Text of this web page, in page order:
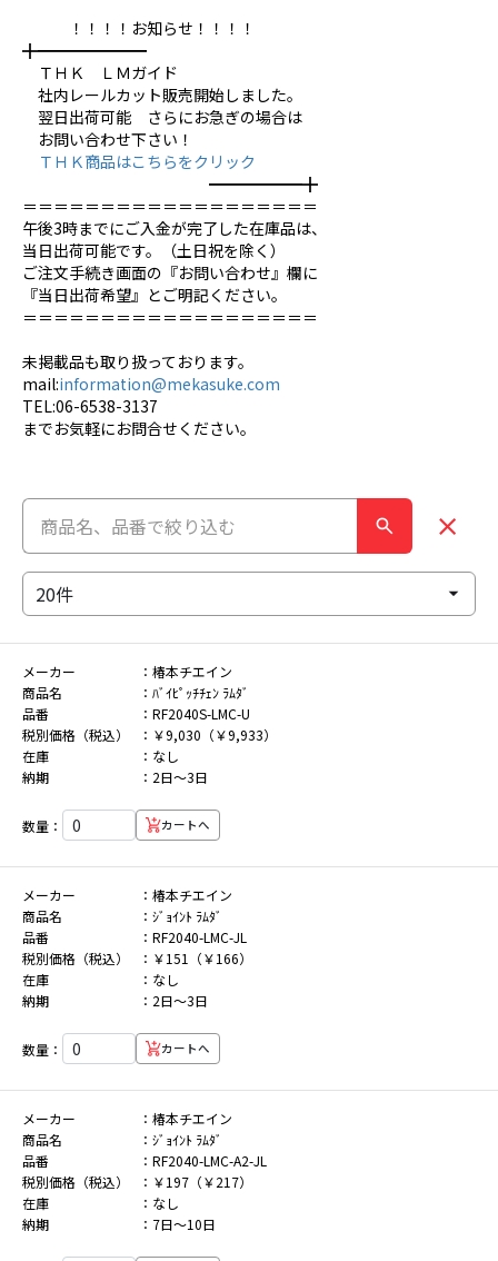
！！！！お知らせ！！！！
╋━━━━━━━
ＴＨＫ ＬＭガイド
社内レールカット販売開始しました。
翌日出荷可能 さらにお急ぎの場合は
お問い合わせ下さい！
ＴＨＫ商品はこちらをクリック
━━━━━━╋
＝＝＝＝＝＝＝＝＝＝＝＝＝＝＝＝＝＝＝
午後3時までにご入金が完了した在庫品は、
当日出荷可能です。（土日祝を除く）
ご注文手続き画面の『お問い合わせ』欄に
『当日出荷希望』とご明記ください。
＝＝＝＝＝＝＝＝＝＝＝＝＝＝＝＝＝＝＝
未掲載品も取り扱っております。
mail:information@mekasuke.com
TEL:06-6538-3137
までお気軽にお問合せください。
メーカー
椿本チエイン
商品名
ﾊﾞｲﾋﾟｯﾁﾁｪﾝ ﾗﾑﾀﾞ
品番
RF2040S-LMC-U
税別価格（税込）
￥9,030（￥9,933）
在庫
なし
納期
2日～3日
数量： カートへ
メーカー
椿本チエイン
商品名
ｼﾞｮｲﾝﾄ ﾗﾑﾀﾞ
品番
RF2040-LMC-JL
税別価格（税込）
￥151（￥166）
在庫
なし
納期
2日～3日
数量： カートへ
メーカー
椿本チエイン
商品名
ｼﾞｮｲﾝﾄ ﾗﾑﾀﾞ
品番
RF2040-LMC-A2-JL
税別価格（税込）
￥197（￥217）
在庫
なし
納期
7日～10日